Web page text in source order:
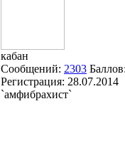
кабан
Сообщений: 2303
Регистрация: 28.07.2014
`амфибрахист`